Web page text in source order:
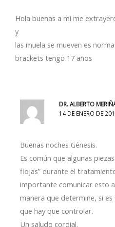
Hola buenas a mi me
y
las muela se mueven es
brackets tengo 17 años
DR. ALBERTO
14 DE ENERO DE
Buenas noches Génesis.
Es común que algunas
flojas” durante el
importante comunicar esto
manera que determine, si
que hay que controlar.
Un saludo cordial.